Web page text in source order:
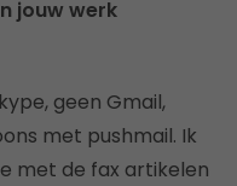
jouw werk
geen Gmail,
met pushmail. Ik
met de fax artikelen